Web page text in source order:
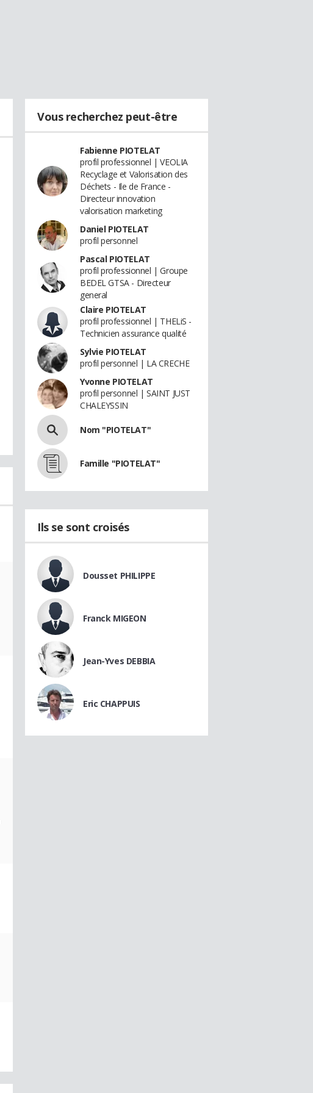
Vous recherchez peut-être
Fabienne PIOTELAT
profil professionnel | VEOLIA
Recyclage et Valorisation des
Déchets - Ile de France -
Directeur innovation
valorisation marketing
Daniel PIOTELAT
profil personnel
Pascal PIOTELAT
profil professionnel | Groupe
BEDEL GTSA - Directeur
general
Claire PIOTELAT
profil professionnel | THELiS -
Technicien assurance qualité
Sylvie PIOTELAT
profil personnel | LA CRECHE
Yvonne PIOTELAT
profil personnel | SAINT JUST
CHALEYSSIN
Nom "PIOTELAT"
Famille "PIOTELAT"
Ils se sont croisés
Dousset PHILIPPE
Franck MIGEON
Jean-Yves DEBBIA
Eric CHAPPUIS